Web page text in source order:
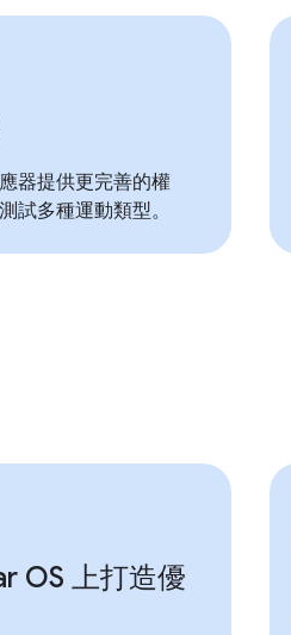
器提供更完善的權
試多種運動類型。
OS 上打造優